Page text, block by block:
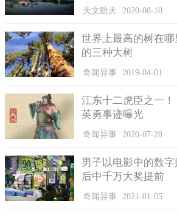
天文航天 2020-08-10
世界上最高的树在
的三种大树
奇闻异事 2019-04-01
江东十二虎臣之一
英勇事迹曝光
奇闻异事 2020-07-28
男子以电影中的数
后中千万大奖提前
奇闻异事 2021-01-05